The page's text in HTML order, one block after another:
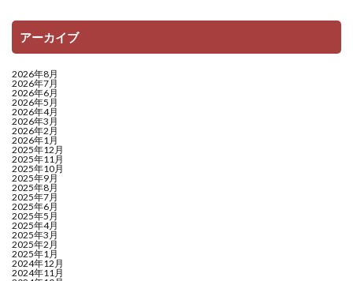
アーカイブ
2026年8月
2026年7月
2026年6月
2026年5月
2026年4月
2026年3月
2026年2月
2026年1月
2025年12月
2025年11月
2025年10月
2025年9月
2025年8月
2025年7月
2025年6月
2025年5月
2025年4月
2025年3月
2025年2月
2025年1月
2024年12月
2024年11月